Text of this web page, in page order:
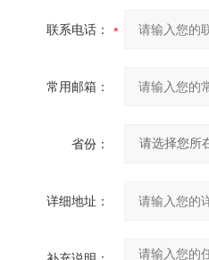
联系电话：
常用邮箱：
省份：
详细地址：